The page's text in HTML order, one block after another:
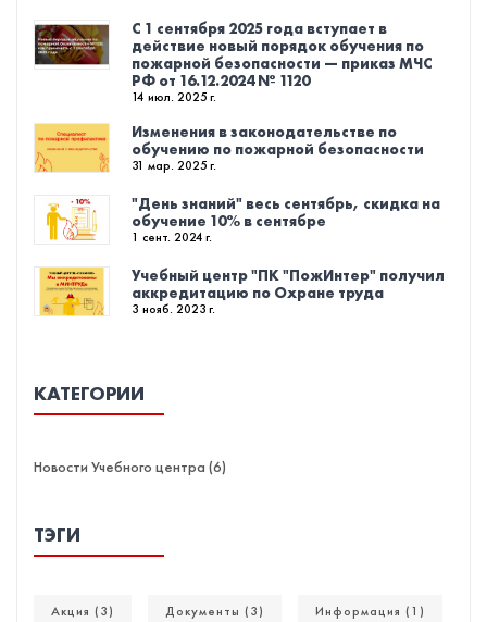
С 1 сентября 2025 года вступает в
действие новый порядок обучения по
пожарной безопасности — приказ МЧС
РФ от 16.12.2024 № 1120
14 июл. 2025 г.
Изменения в законодательстве по
обучению по пожарной безопасности
31 мар. 2025 г.
"День знаний" весь сентябрь, скидка на
обучение 10% в сентябре
1 сент. 2024 г.
Учебный центр "ПК "ПожИнтер" получил
аккредитацию по Охране труда
3 нояб. 2023 г.
КАТЕГОРИИ
Новости Учебного центра (6)
ТЭГИ
Акция (3) Документы (3) Информация (1)